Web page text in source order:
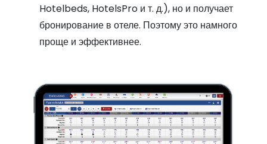
Hotelbeds, HotelsPro и т. д.), но и получает
бронирование в отеле. Поэтому это намного
проще и эффективнее.